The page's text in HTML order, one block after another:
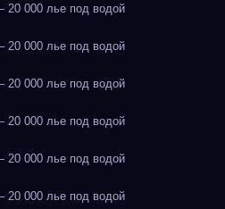
000 лье под водой
000 лье под водой
000 лье под водой
000 лье под водой
000 лье под водой
000 лье под водой